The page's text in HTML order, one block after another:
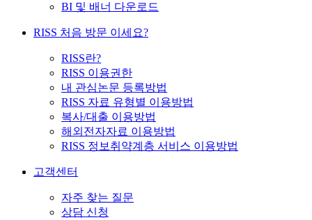
BI 및 배너 다운로드
RISS 처음 방문 이세요?
RISS란?
RISS 이용권한
내 관심논문 등록방법
RISS 자료 유형별 이용방법
복사/대출 이용방법
해외전자자료 이용방법
RISS 정보취약계층 서비스 이용방법
고객센터
자주 찾는 질문
상담 신청